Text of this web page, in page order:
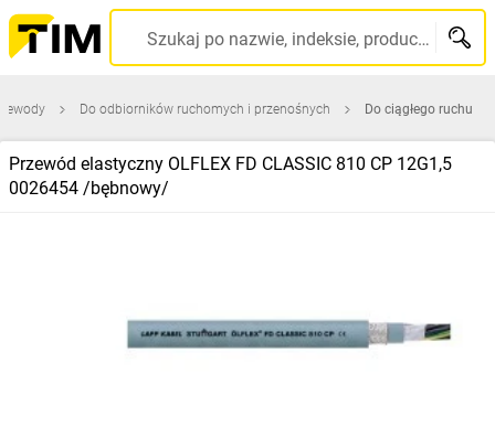
Szukaj po nazwie, indeksie, producencie, kodzie kreskowym...
Do odbiorników ruchomych i przenośnych Do ciągłego ruchu
Przewód elastyczny OLFLEX FD CLASSIC 810 CP 12G1,5
0026454 /bębnowy/